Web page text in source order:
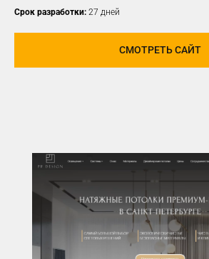
Срок разработки: 27 дней
СМОТРЕТЬ САЙТ